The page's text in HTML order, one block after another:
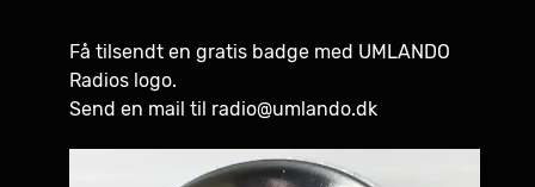
Få tilsendt en gratis badge med UMLANDO
Radios logo.
Send en mail til radio@umlando.dk